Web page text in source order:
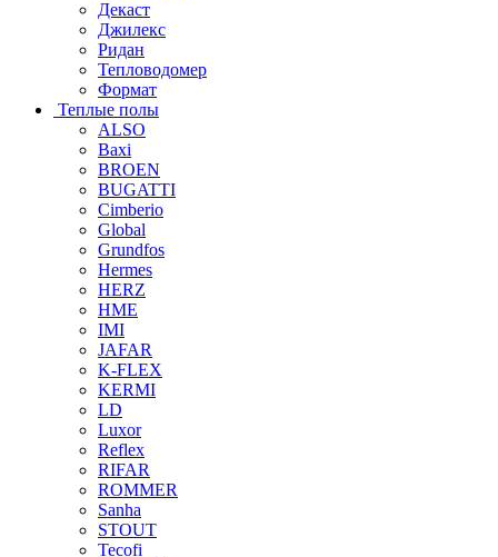
Декаст
Джилекс
Ридан
Тепловодомер
Формат
Теплые полы
ALSO
Baxi
BROEN
BUGATTI
Cimberio
Global
Grundfos
Hermes
HERZ
HME
IMI
JAFAR
K-FLEX
KERMI
LD
Luxor
Reflex
RIFAR
ROMMER
Sanha
STOUT
Tecofi